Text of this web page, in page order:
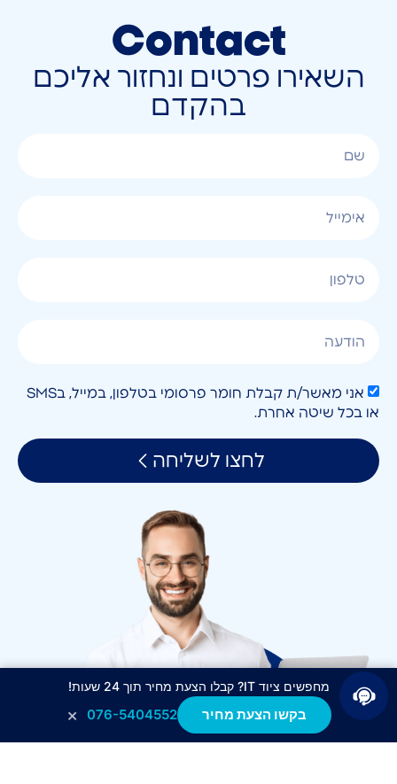
Contact
השאירו פרטים ונחזור אליכם
בהקדם
אני מאשר/ת קבלת חומר פרסומי בטלפון, במייל, בSMS
או בכל שיטה אחרת.
לחצו לשליחה
מחפשים ציוד IT? קבלו הצעת מחיר תוך 24 שעות!
בקשו הצעת מחיר 076-5404552
×